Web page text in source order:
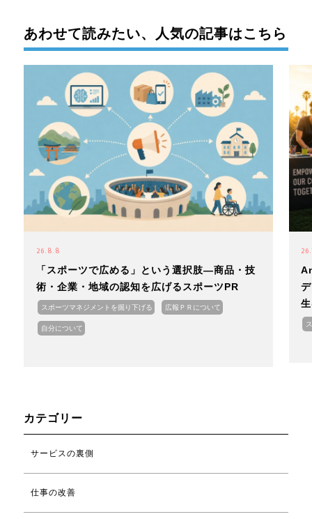
あわせて読みたい、人気の記事はこちら
26.8.8
「スポーツで広める」という選択肢―商品・技
術・企業・地域の認知を広げるスポーツPR
スポーツマネジメントを掘り下げる 広報ＰＲについて
自分について
カテゴリー
サービスの裏側
仕事の改善